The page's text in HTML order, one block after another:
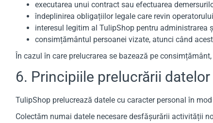
executarea unui contract sau efectuarea
îndeplinirea obligațiilor legale care revin
interesul legitim al TulipShop pentru administrarea
consimțământul persoanei vizate, atunci când
În cazul în care prelucrarea se bazează pe
6. Principiile prelucrării datelor
TulipShop prelucrează datele cu caracter personal în
Colectăm numai datele necesare desfășurării activității